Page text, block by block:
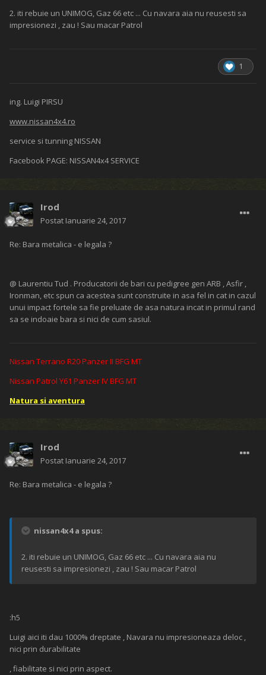
2. iti rebuie un UNIMOG, Gaz 66 etc ... Cu navara aia nu reusesti sa
impresionezi , zau ! Sau macar Patrol
1
ing. Luigi PIRSU
www.nissan4x4.ro
service si tunning NISSAN
Facebook PAGE: NISSAN4x4 SERVICE
Irod
Postat Ianuarie 24, 2017
Re: Bara metalica - e legala ?
@ Laurentiu Tud . Producatorii de bari cu pedigree gen ARB , Asfir ,
Ironman, etc spun ca acestea sunt construite in asa fel in cat in cazul
unui impact fortele sa fie preluate de asa natura incat in primul rand
sa se indoaie bara si nici de cum sasiul.
Nissan Terrano R20 Panzer II BFG MT
Nissan Patrol Y61 Panzer IV BFG MT
Natura si aventura
Irod
Postat Ianuarie 24, 2017
Re: Bara metalica - e legala ?
nissan4x4 a spus:
2. iti rebuie un UNIMOG, Gaz 66 etc ... Cu navara aia nu
reusesti sa impresionezi , zau ! Sau macar Patrol
:h5
Luigi aici iti dau 1000% dreptate , Navara nu impresioneaza deloc ,
nici prin durabilitate
, fiabilitate si nici prin aspect.